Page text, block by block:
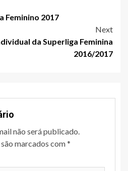
Feminino 2017
Next
da Superliga Feminina
2016/2017
não será publicado.
marcados com*